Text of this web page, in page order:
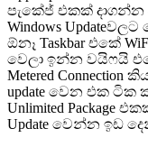
පැකේජ් එකක්
Windows
ඕනෑ Taskbar එකේ
වෙලා ඉන්න වයිෆයි
Metered
update වෙන එක
Unlimited Package
Update වෙන්න ඉඩ